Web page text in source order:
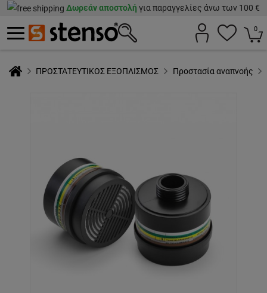
Δωρεάν αποστολή για παραγγελίες άνω των 100 €
0
ΠΡΟΣΤΑΤΕΥΤΙΚΟΣ ΕΞΟΠΛΙΣΜΟΣ Προστασία αναπνοής